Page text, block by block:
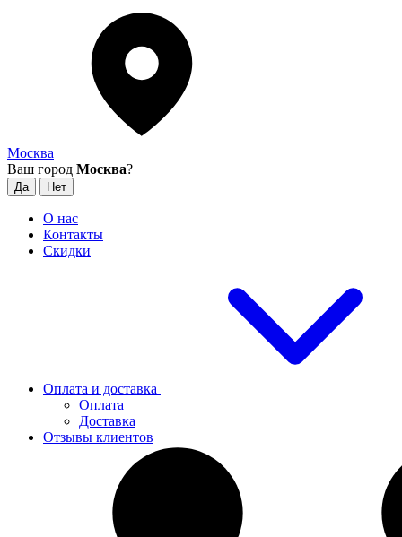
Москва
Ваш город Москва?
О нас
Контакты
Скидки
Оплата и доставка
Оплата
Доставка
Отзывы клиентов